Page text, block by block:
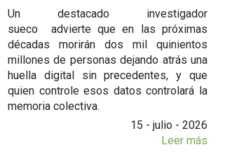
Un destacado investigador
sueco advierte que en las próximas
décadas morirán dos mil quinientos
millones de personas dejando atrás una
huella digital sin precedentes, y que
quien controle esos datos controlará la
memoria colectiva.
15 - julio - 2026
Leer más